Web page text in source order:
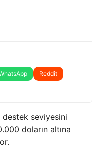
Reddit
seviyesini
doların altına